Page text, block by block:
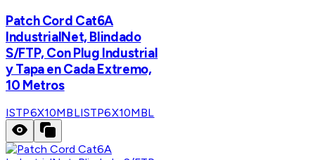
Patch Cord Cat6A
IndustrialNet, Blindado
S/FTP, Con Plug Industrial
y Tapa en Cada Extremo,
10 Metros
ISTP6X10MBLISTP6X10MBL